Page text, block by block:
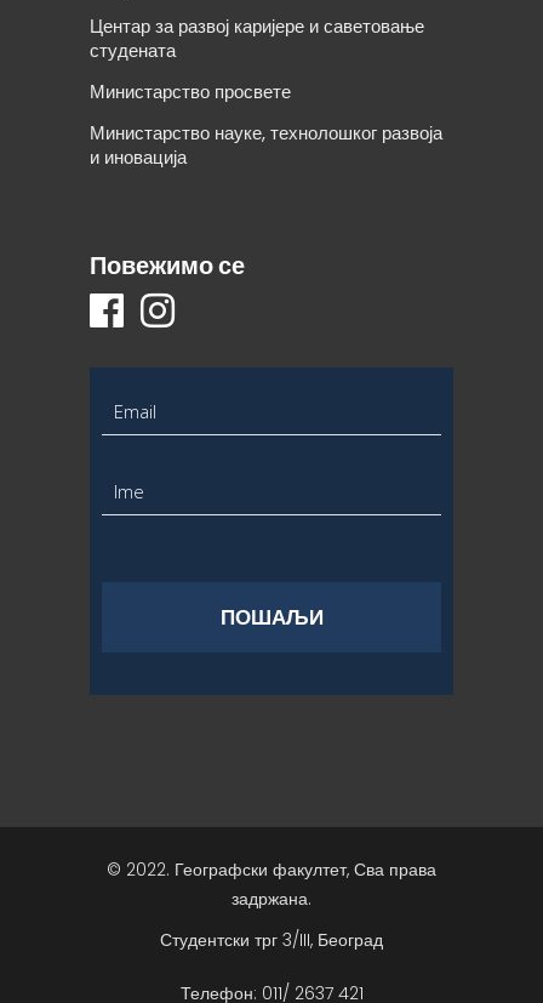
Центар за развој каријере и саветовање
студената
Министарство просвете
Министарство науке, технолошког развоја
и иновација
Повежимо се
© 2022. Географски факултет, Сва права
задржана.
Студентски трг 3/III, Београд
Телефон: 011/ 2637 421